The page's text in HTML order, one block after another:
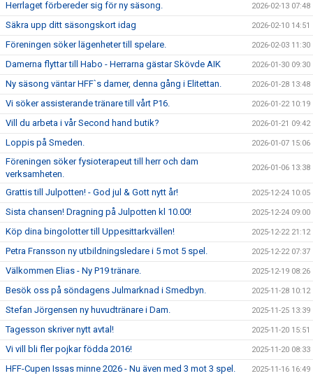
Herrlaget förbereder sig för ny säsong. 2026-02-13 07:48
Säkra upp ditt säsongskort idag 2026-02-10 14:51
Föreningen söker lägenheter till spelare. 2026-02-03 11:30
Damerna flyttar till Habo - Herrarna gästar Skövde AIK 2026-01-30 09:30
Ny säsong väntar HFF`s damer, denna gång i Elitettan. 2026-01-28 13:48
Vi söker assisterande tränare till vårt P16. 2026-01-22 10:19
Vill du arbeta i vår Second hand butik? 2026-01-21 09:42
Loppis på Smeden. 2026-01-07 15:06
Föreningen söker fysioterapeut till herr och dam
verksamheten.
2026-01-06 13:38
Grattis till Julpotten! - God jul & Gott nytt år! 2025-12-24 10:05
Sista chansen! Dragning på Julpotten kl 10.00! 2025-12-24 09:00
Köp dina bingolotter till Uppesittarkvällen! 2025-12-22 21:12
Petra Fransson ny utbildningsledare i 5 mot 5 spel. 2025-12-22 07:37
Välkommen Elias - Ny P19 tränare. 2025-12-19 08:26
Besök oss på söndagens Julmarknad i Smedbyn. 2025-11-28 10:12
Stefan Jörgensen ny huvudtränare i Dam. 2025-11-25 13:39
Tagesson skriver nytt avtal! 2025-11-20 15:51
Vi vill bli fler pojkar födda 2016! 2025-11-20 08:33
HFF-Cupen Issas minne 2026 - Nu även med 3 mot 3 spel. 2025-11-16 16:49